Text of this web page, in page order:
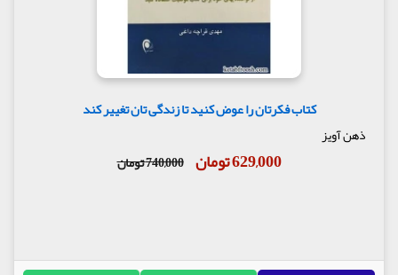
کتاب فکرتان را عوض کنید تا زندگی تان تغییر کند
ذهن آویز
629,000 تومان 740,000 تومان